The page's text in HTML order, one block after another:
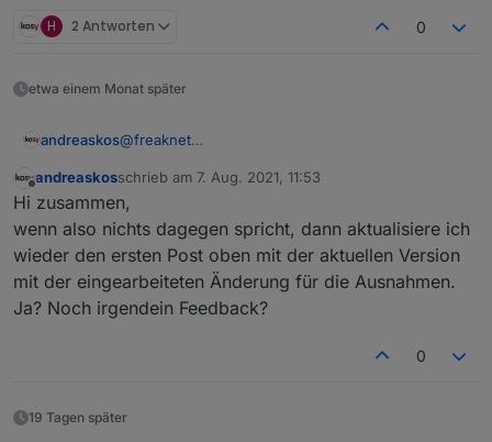
H 2 Antworten 0
etwa einem Monat später
andreaskos@freaknet
@Schmakus
Kannst du zufällig auch schon ein Feedback
geben?
LG
Andreas
andreaskosschrieb am 7. Aug. 2021, 11:53
zuletzt editiert von
Hi zusammen,
wenn also nichts dagegen spricht, dann aktualisiere ich
wieder den ersten Post oben mit der aktuellen Version
mit der eingearbeiteten Änderung für die Ausnahmen.
Ja? Noch irgendein Feedback?
0
19 Tagen später